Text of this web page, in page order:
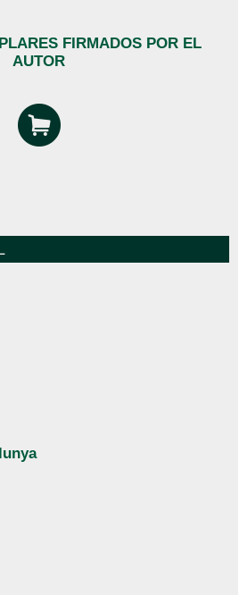
FIRMADOS POR EL
AUTOR